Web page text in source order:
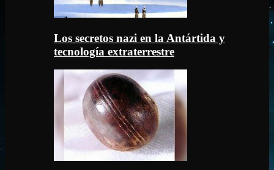
Los secretos nazi en la Antártida y
tecnología extraterrestre